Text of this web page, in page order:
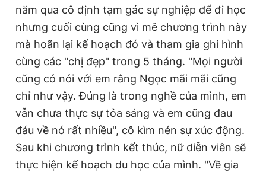
năm qua cô định tạm gác sự nghiệp để đi học
nhưng cuối cùng cũng vì mê chương trình này
mà hoãn lại kế hoạch đó và tham gia ghi hình
cùng các "chị đẹp" trong 5 tháng. "Mọi người
cũng có nói với em rằng Ngọc mãi mãi cũng
chỉ như vậy. Đúng là trong nghề của mình, em
vẫn chưa thực sự tỏa sáng và em cũng đau
đáu về nó rất nhiều", cô kìm nén sự xúc động.
Sau khi chương trình kết thúc, nữ diễn viên sẽ
thực hiện kế hoạch du học của mình. "Về gia